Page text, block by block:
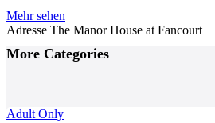
Mehr sehen
Adresse The Manor House at Fancourt
Posts
Navigation
More Categories
Adult Only